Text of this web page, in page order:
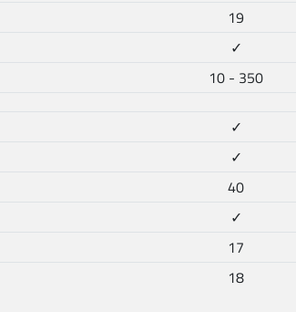
19
✓
10 - 350
✓
✓
40
✓
17
18